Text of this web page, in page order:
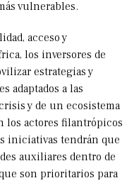
vulnerables.
acceso y
los inversores de
estrategias y
adaptados a las
y de un ecosistema
los actores filantrópicos
iniciativas tendrán que
auxiliares dentro de
son prioritarios para